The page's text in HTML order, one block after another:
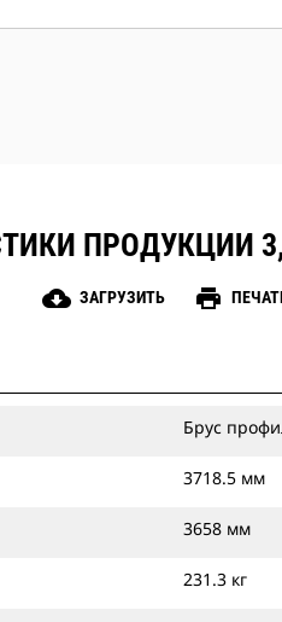
ПРОДУКЦИИ
cloud_download ЗАГРУЗИТЬ print
Брус
3718.5 мм
3658 мм
231.3 кг